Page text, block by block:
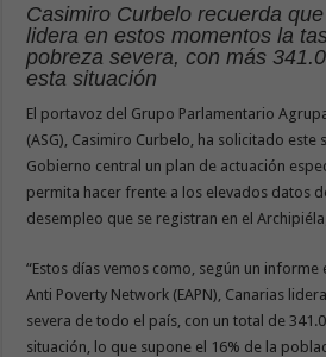
Casimiro Curbelo recuerda
lidera en estos momentos la
pobreza severa, con más
esta situación
El portavoz del Grupo Parlamentario
(ASG), Casimiro Curbelo, ha solicitado este
Gobierno central un plan de actuación
permita hacer frente a los elevados datos
desempleo que se registran en el
“Estos días vemos como, según un
Anti Poverty Network (EAPN), Canarias
severa de todo el país, con un total de
situación, lo que supone el 16% de la